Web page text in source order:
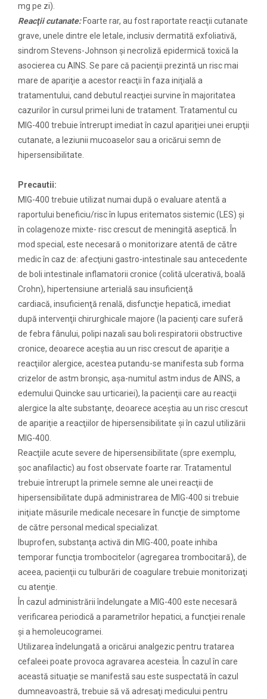
mg pe zi).
Reacţii cutanate:Foarte rar, au fost raportate reacţii cutanate
grave, unele dintre ele letale, inclusiv dermatită exfoliativă,
sindrom Stevens-Johnson şi necroliză epidermică toxică la
asocierea cu AINS. Se pare că pacienţii prezintă un risc mai
mare de apariţie a acestor reacţii în faza iniţială a
tratamentului, cand debutul reacţiei survine în majoritatea
cazurilor în cursul primei luni de tratament. Tratamentul cu
MIG-400 trebuie întrerupt imediat în cazul apariţiei unei erupţii
cutanate, a leziunii mucoaselor sau a oricărui semn de
hipersensibilitate.
Precautii:
MIG-400 trebuie utilizat numai după o evaluare atentă a
raportului beneficiu/risc în lupus eritematos sistemic (LES) şi
în colagenoze mixte- risc crescut de meningită aseptică. În
mod special, este necesară o monitorizare atentă de către
medic în caz de: afecţiuni gastro-intestinale sau antecedente
de boli intestinale inflamatorii cronice (colită ulcerativă, boală
Crohn), hipertensiune arterială sau insuficienţă
cardiacă, insuficienţă renală, disfuncţie hepatică, imediat
după intervenţii chirurghicale majore (la pacienţi care suferă
de febra fânului, polipi nazali sau boli respiratorii obstructive
cronice, deoarece aceştia au un risc crescut de apariţie a
reacţiilor alergice, acestea putandu-se manifesta sub forma
crizelor de astm bronşic, aşa-numitul astm indus de AINS, a
edemului Quincke sau urticariei), la pacienţii care au reacţii
alergice la alte substanţe, deoarece aceştia au un risc crescut
de apariţie a reacţiilor de hipersensibilitate şi în cazul utilizării
MIG-400.
Reacţiile acute severe de hipersensibilitate (spre exemplu,
şoc anafilactic) au fost observate foarte rar. Tratamentul
trebuie întrerupt la primele semne ale unei reacţii de
hipersensibilitate după administrarea de MIG-400 si trebuie
iniţiate măsurile medicale necesare în funcţie de simptome
de către personal medical specializat.
Ibuprofen, substanţa activă din MIG-400, poate inhiba
temporar funcţia trombocitelor (agregarea trombocitară), de
aceea, pacienţii cu tulburări de coagulare trebuie monitorizaţi
cu atenţie.
În cazul administrării îndelungate a MIG-400 este necesară
verificarea periodică a parametrilor hepatici, a funcţiei renale
şi a hemoleucogramei.
Utilizarea îndelungată a oricărui analgezic pentru tratarea
cefaleei poate provoca agravarea acesteia. În cazul în care
această situaţie se manifestă sau este suspectată în cazul
dumneavoastră, trebuie să vă adresaţi medicului pentru